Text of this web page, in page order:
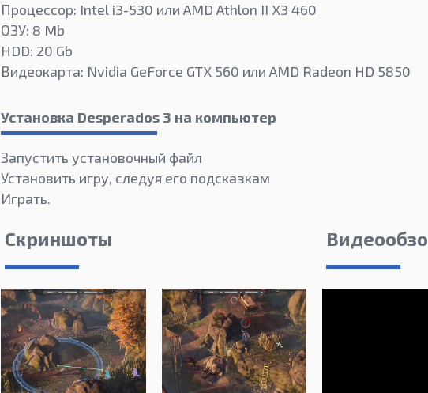
Процессор: Intel i3-530 или AMD Athlon II X3 460
ОЗУ: 8 Mb
HDD: 20 Gb
Видеокарта: Nvidia GeForce GTX 560 или AMD Radeon HD 5850
Установка Desperados 3 на компьютер
Запустить установочный файл
Установить игру, следуя его подсказкам
Играть.
Скриншоты